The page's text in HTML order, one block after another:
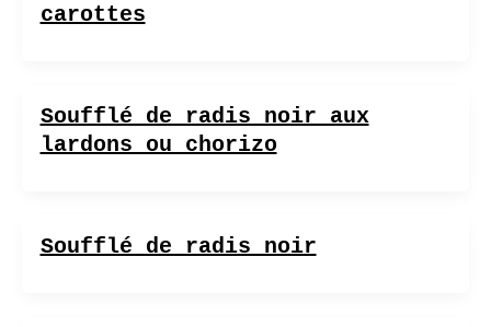
carottes
Soufflé de radis noir aux
lardons ou chorizo
Soufflé de radis noir